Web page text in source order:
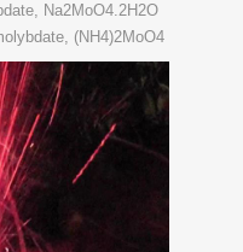
Na2MoO4.2H2O
(NH4)2MoO4